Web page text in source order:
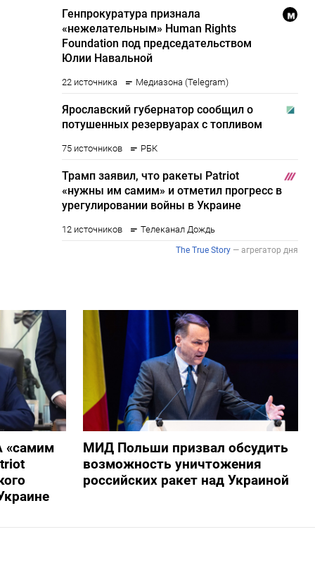
«самим
МИД Польши призвал обсудить
возможность уничтожения
российских ракет над Украиной